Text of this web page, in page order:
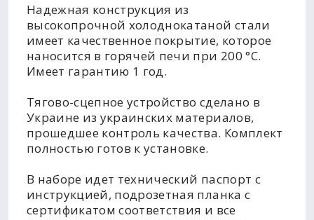
Надежная конструкция из
высокопрочной холоднокатаной стали
имеет качественное покрытие, которое
наносится в горячей печи при 200 °C.
Имеет гарантию 1 год.
Тягово-сцепное устройство сделано в
Украине из украинских материалов,
прошедшее контроль качества. Комплект
полностью готов к установке.
В наборе идет технический паспорт с
инструкцией, подрозетная планка с
сертификатом соответствия и все